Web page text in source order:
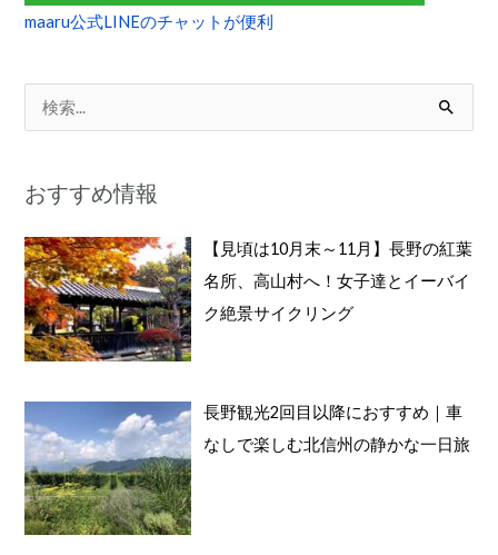
maaru公式LINEのチャットが便利
象
:
おすすめ情報
【見頃は10月末～11月】長野の紅葉
名所、高山村へ！女子達とイーバイ
ク絶景サイクリング
長野観光2回目以降におすすめ｜車
なしで楽しむ北信州の静かな一日旅